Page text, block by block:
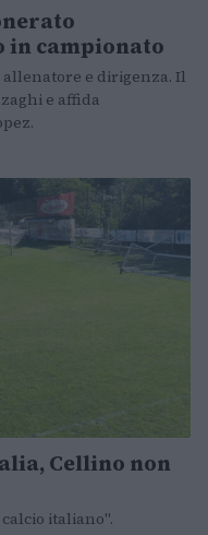
in campionato
e dirigenza. Il
e affida
Cellino non
italiano".